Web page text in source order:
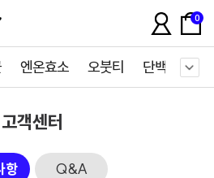
0
엔온효소 오붓티 단백질쉐이
고객센터
항 Q&A